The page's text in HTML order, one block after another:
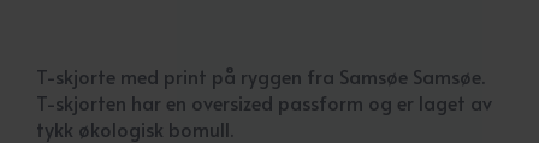
T-skjorte med print på ryggen fra Samsøe Samsøe.
T-skjorten har en oversized passform og er laget av
tykk økologisk bomull.